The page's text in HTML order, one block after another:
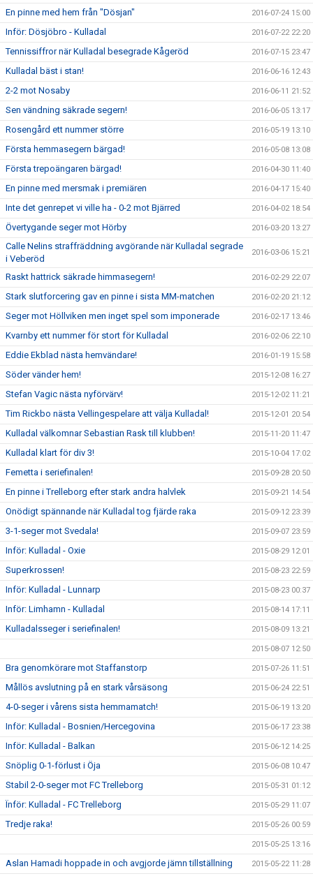
En pinne med hem från "Dösjan" 2016-07-24 15:00
Inför: Dösjöbro - Kulladal 2016-07-22 22:20
Tennissiffror när Kulladal besegrade Kågeröd 2016-07-15 23:47
Kulladal bäst i stan! 2016-06-16 12:43
2-2 mot Nosaby 2016-06-11 21:52
Sen vändning säkrade segern! 2016-06-05 13:17
Rosengård ett nummer större 2016-05-19 13:10
Första hemmasegern bärgad! 2016-05-08 13:08
Första trepoängaren bärgad! 2016-04-30 11:40
En pinne med mersmak i premiären 2016-04-17 15:40
Inte det genrepet vi ville ha - 0-2 mot Bjärred 2016-04-02 18:54
Övertygande seger mot Hörby 2016-03-20 13:27
Calle Nelins straffräddning avgörande när Kulladal segrade
i Veberöd
2016-03-06 15:21
Raskt hattrick säkrade himmasegern! 2016-02-29 22:07
Stark slutforcering gav en pinne i sista MM-matchen 2016-02-20 21:12
Seger mot Höllviken men inget spel som imponerade 2016-02-17 13:46
Kvarnby ett nummer för stort för Kulladal 2016-02-06 22:10
Eddie Ekblad nästa hemvändare! 2016-01-19 15:58
Söder vänder hem! 2015-12-08 16:27
Stefan Vagic nästa nyförvärv! 2015-12-02 11:21
Tim Rickbo nästa Vellingespelare att välja Kulladal! 2015-12-01 20:54
Kulladal välkomnar Sebastian Rask till klubben! 2015-11-20 11:47
Kulladal klart för div 3! 2015-10-04 17:02
Femetta i seriefinalen! 2015-09-28 20:50
En pinne i Trelleborg efter stark andra halvlek 2015-09-21 14:54
Onödigt spännande när Kulladal tog fjärde raka 2015-09-12 23:39
3-1-seger mot Svedala! 2015-09-07 23:59
Inför: Kulladal - Oxie 2015-08-29 12:01
Superkrossen! 2015-08-23 22:59
Inför: Kulladal - Lunnarp 2015-08-23 00:37
Inför: Limhamn - Kulladal 2015-08-14 17:11
Kulladalsseger i seriefinalen! 2015-08-09 13:21
2015-08-07 12:50
Bra genomkörare mot Staffanstorp 2015-07-26 11:51
Mållös avslutning på en stark vårsäsong 2015-06-24 22:51
4-0-seger i vårens sista hemmamatch! 2015-06-19 13:20
Inför: Kulladal - Bosnien/Hercegovina 2015-06-17 23:38
Inför: Kulladal - Balkan 2015-06-12 14:25
Snöplig 0-1-förlust i Öja 2015-06-08 10:47
Stabil 2-0-seger mot FC Trelleborg 2015-05-31 01:12
Ïnför: Kulladal - FC Trelleborg 2015-05-29 11:07
Tredje raka! 2015-05-26 00:59
2015-05-25 13:16
Aslan Hamadi hoppade in och avgjorde jämn tillställning 2015-05-22 11:28